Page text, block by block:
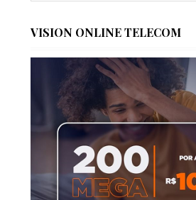
VISION ONLINE TELECOM